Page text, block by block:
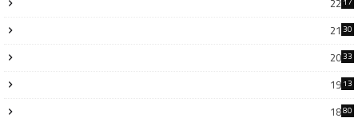
3
21 30
6
2033
8
1913
7
1880